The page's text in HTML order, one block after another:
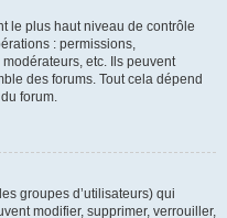
le plus haut niveau de contrôle
: permissions,
etc. Ils peuvent
des forums. Tout cela dépend
forum.
groupes d’utilisateurs) qui
modifier, supprimer, verrouiller,